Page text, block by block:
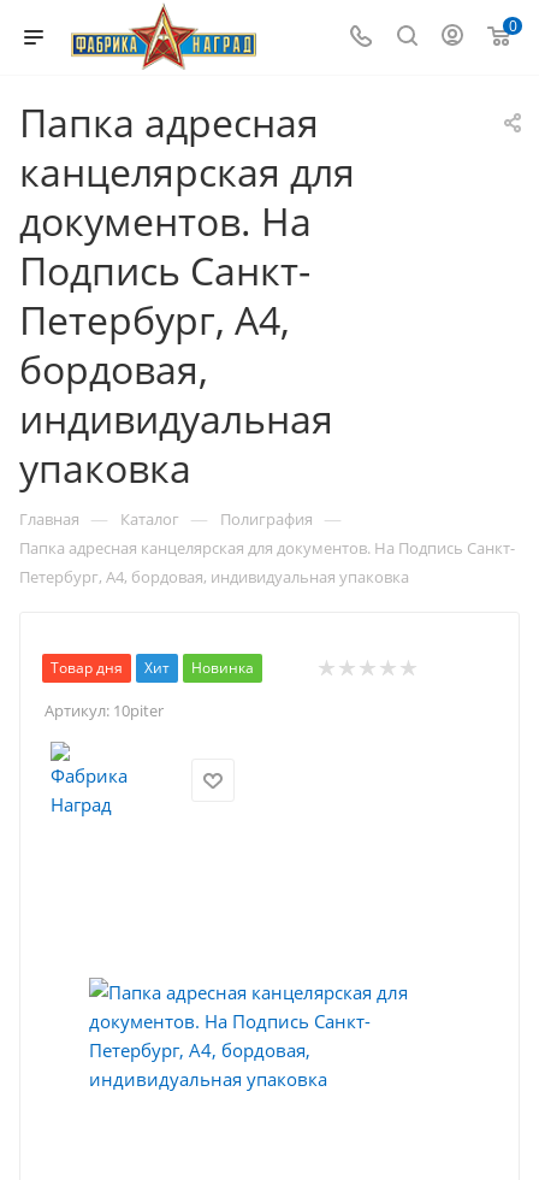
0
Папка адресная
канцелярская для
документов. На
Подпись Санкт-
Петербург, А4,
бордовая,
индивидуальная
упаковка
Главная — Каталог — Полиграфия —
Папка адресная канцелярская для документов. На Подпись Санкт-
Петербург, А4, бордовая, индивидуальная упаковка
Товар дня Хит Новинка
Артикул: 10piter